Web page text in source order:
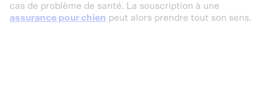
cas de problème de santé. La souscription à une
assurance pour chien peut alors prendre tout son sens.